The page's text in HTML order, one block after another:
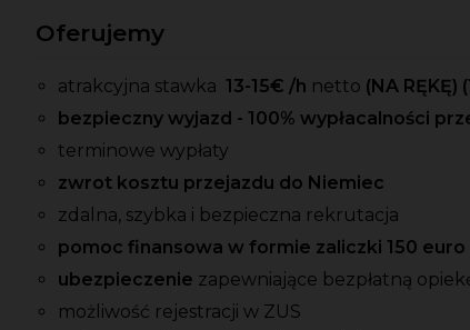
Oferujemy
atrakcyjna stawka 13-15€ /h netto (NA RĘKĘ)
bezpieczny wyjazd - 100% wypłacalności
terminowe wypłaty
zwrot kosztu przejazdu do Niemiec
zdalna, szybka i bezpieczna rekrutacja
pomoc finansowa w formie zaliczki 150
ubezpieczenie zapewniające bezpłatną
możliwość rejestracji w ZUS